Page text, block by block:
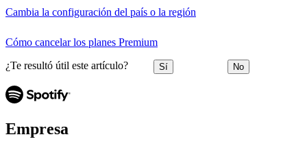
Cambia la configuración del país o la región
Cómo cancelar los planes Premium
¿Te resultó útil este artículo? Sí No
Empresa